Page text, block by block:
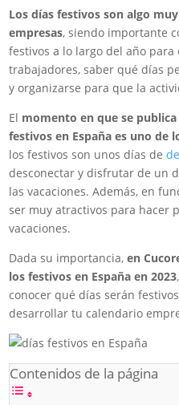
Los días festivos son algo
empresas, siendo importante
festivos a lo largo del año para
trabajadores, saber qué días
y organizarse para que la
El momento en que se
festivos en España es uno de
los festivos son unos días de
desconectar y disfrutar de un
las vacaciones. Además, en
ser muy atractivos para hacer
vacaciones.
Dada su importancia,en
los festivos en España en 2023
conocer qué días serán
desarrollar tu calendario
Contenidos de la página